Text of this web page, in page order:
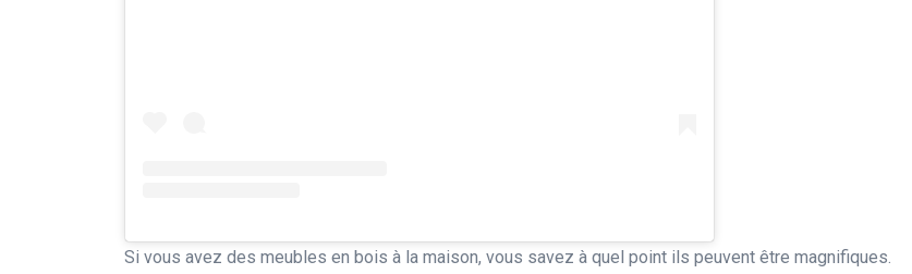
Si vous avez des meubles en bois à la maison, vous savez à quel point ils peuvent être magnifiques.